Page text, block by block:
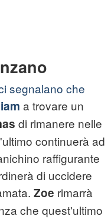
segnalano che
a trovare un
di rimanere nelle
continuerà ad
raffigurante
di uccidere
Zoe rimarrà
che quest'ultimo